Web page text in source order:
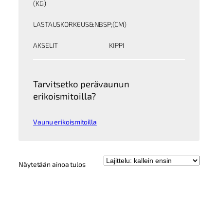
(KG)
LASTAUSKORKEUS&NBSP;(CM)
AKSELIT KIPPI
Tarvitsetko perävaunun
erikoismitoilla?
Vaunu erikoismitoilla
Näytetään ainoa tulos